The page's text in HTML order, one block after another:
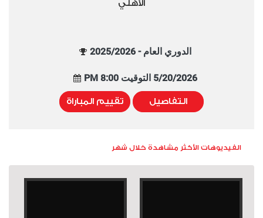
الأهلي
الدوري العام - 2025/2026
5/20/2026 التوقيت 8:00 PM
التفاصيل تقييم المباراة
الفيديوهات الأكثر مشاهدة خلال شهر